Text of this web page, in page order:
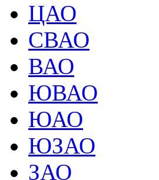
ЦАО
СВАО
ВАО
ЮВАО
ЮАО
ЮЗАО
ЗАО